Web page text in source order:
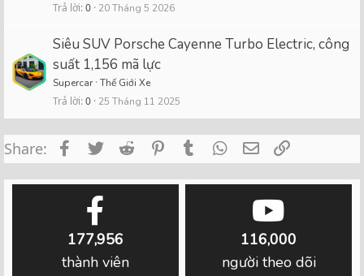
Trả lời 0 20 Tháng 5 2026
Siêu SUV Porsche Cayenne Turbo Electric, công
suất 1,156 mã lực
Supercar Thế Giới Xe
Trả lời 0 25 Tháng 11 2025
Share: FacebookTwitterReddit PinterestTumblrWhatsApp
Email
177,956
thành viên
116,000
người theo dõi